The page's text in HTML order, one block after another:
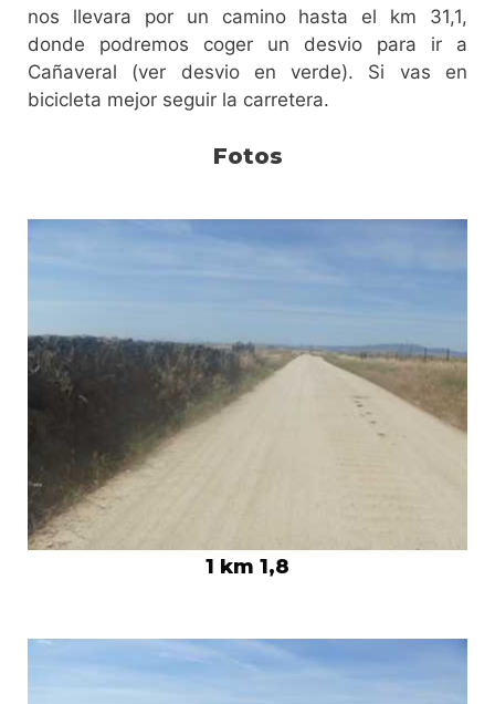
nos llevara por un camino hasta el km 31,1,
donde podremos coger un desvio para ir a
Cañaveral (ver desvio en verde). Si vas en
bicicleta mejor seguir la carretera.
Fotos
1 km 1,8